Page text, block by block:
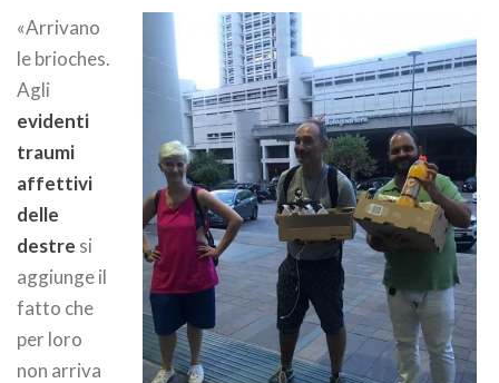
«Arrivano
le brioches.
Agli
evidenti
traumi
affettivi
delle
destre si
aggiunge il
fatto che
per loro
non arriva